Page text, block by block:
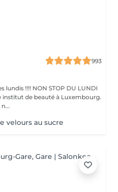
993
lundis !!!! NON STOP DU LUNDI
velours au sucre